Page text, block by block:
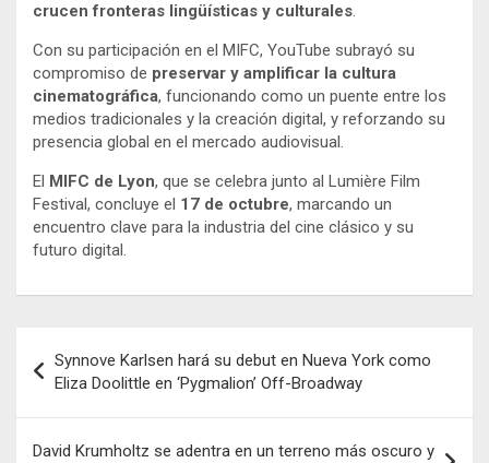
crucen fronteras lingüísticas y culturales.
Con su participación en el MIFC, YouTube subrayó su
compromiso de preservar y amplificar la cultura
cinematográfica, funcionando como un puente entre los
medios tradicionales y la creación digital, y reforzando su
presencia global en el mercado audiovisual.
El MIFC de Lyon, que se celebra junto al Lumière Film
Festival, concluye el 17 de octubre, marcando un
encuentro clave para la industria del cine clásico y su
futuro digital.
de
entradas
Synnove Karlsen hará su debut en Nueva York como
Eliza Doolittle en ‘Pygmalion’ Off-Broadway
David Krumholtz se adentra en un terreno más oscuro y